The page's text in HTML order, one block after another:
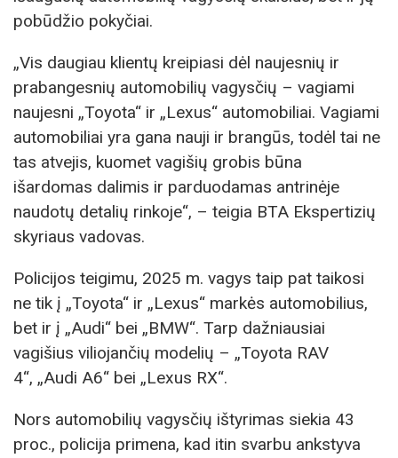
pobūdžio pokyčiai.
„Vis daugiau klientų kreipiasi dėl naujesnių ir
prabangesnių automobilių vagysčių – vagiami
naujesni „Toyota“ ir „Lexus“ automobiliai. Vagiami
automobiliai yra gana nauji ir brangūs, todėl tai ne
tas atvejis, kuomet vagišių grobis būna
išardomas dalimis ir parduodamas antrinėje
naudotų detalių rinkoje“, – teigia BTA Ekspertizių
skyriaus vadovas.
Policijos teigimu, 2025 m. vagys taip pat taikosi
ne tik į „Toyota“ ir „Lexus“ markės automobilius,
bet ir į „Audi“ bei „BMW“. Tarp dažniausiai
vagišius viliojančių modelių – „Toyota RAV
4“, „Audi A6“ bei „Lexus RX“.
Nors automobilių vagysčių ištyrimas siekia 43
proc., policija primena, kad itin svarbu ankstyva